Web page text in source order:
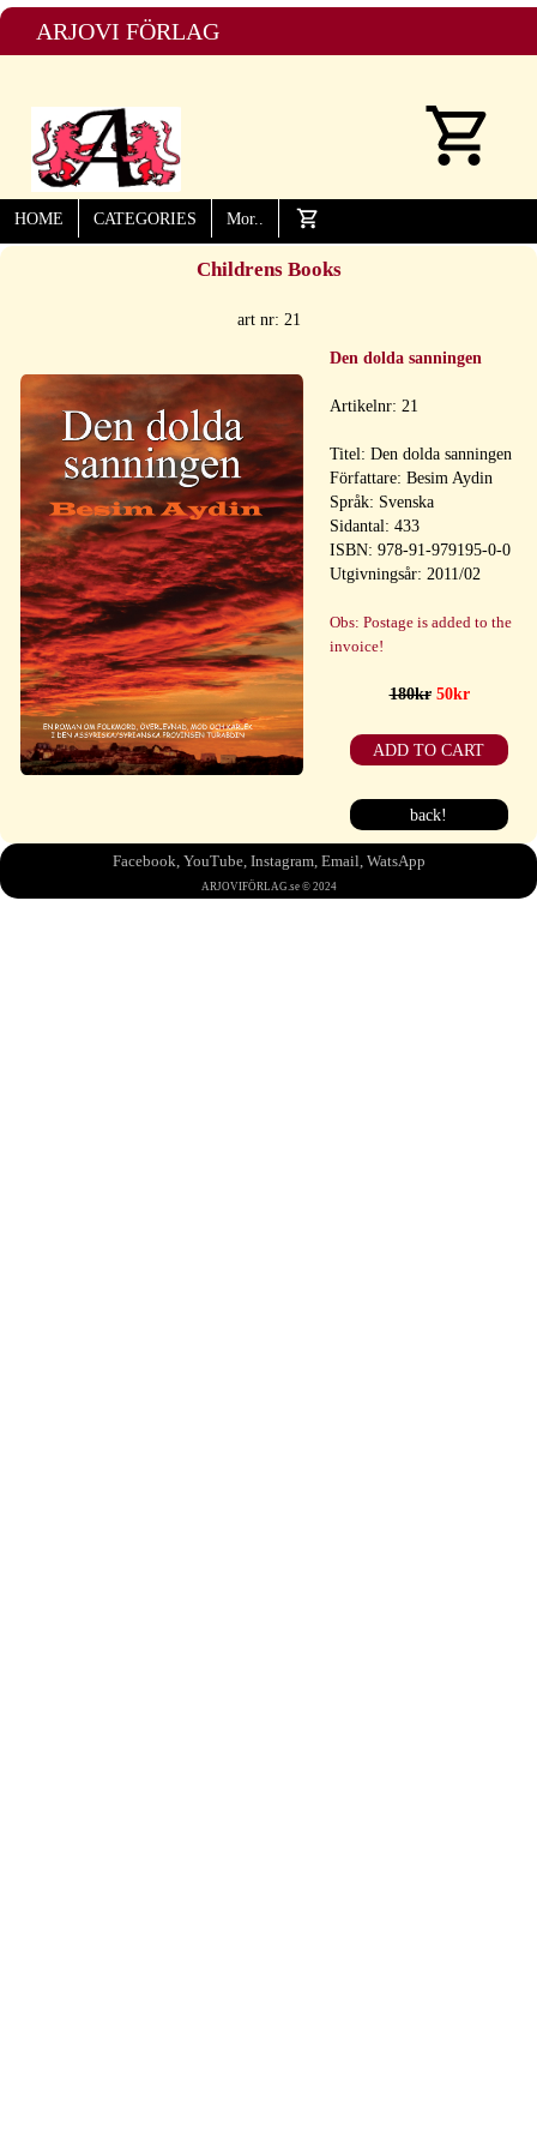
ARJOVI FÖRLAG
HOME CATEGORIES Mor..
Childrens Books
art nr: 21
Den dolda sanningen
Artikelnr: 21
Titel: Den dolda sanningen
Författare: Besim Aydin
Språk: Svenska
Sidantal: 433
ISBN: 978-91-979195-0-0
Utgivningsår: 2011/02
Obs: Postage is added to the
invoice!
180kr 50kr
ADD TO CART
back!
Facebook YouTube, Instagram, Email WatsApp
ARJOVIFÖRLAG.se © 2024